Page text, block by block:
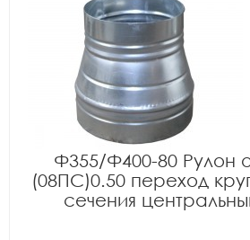
Ф355/Ф400-80 Рулон
(08ПС)0.50 переход
сечения